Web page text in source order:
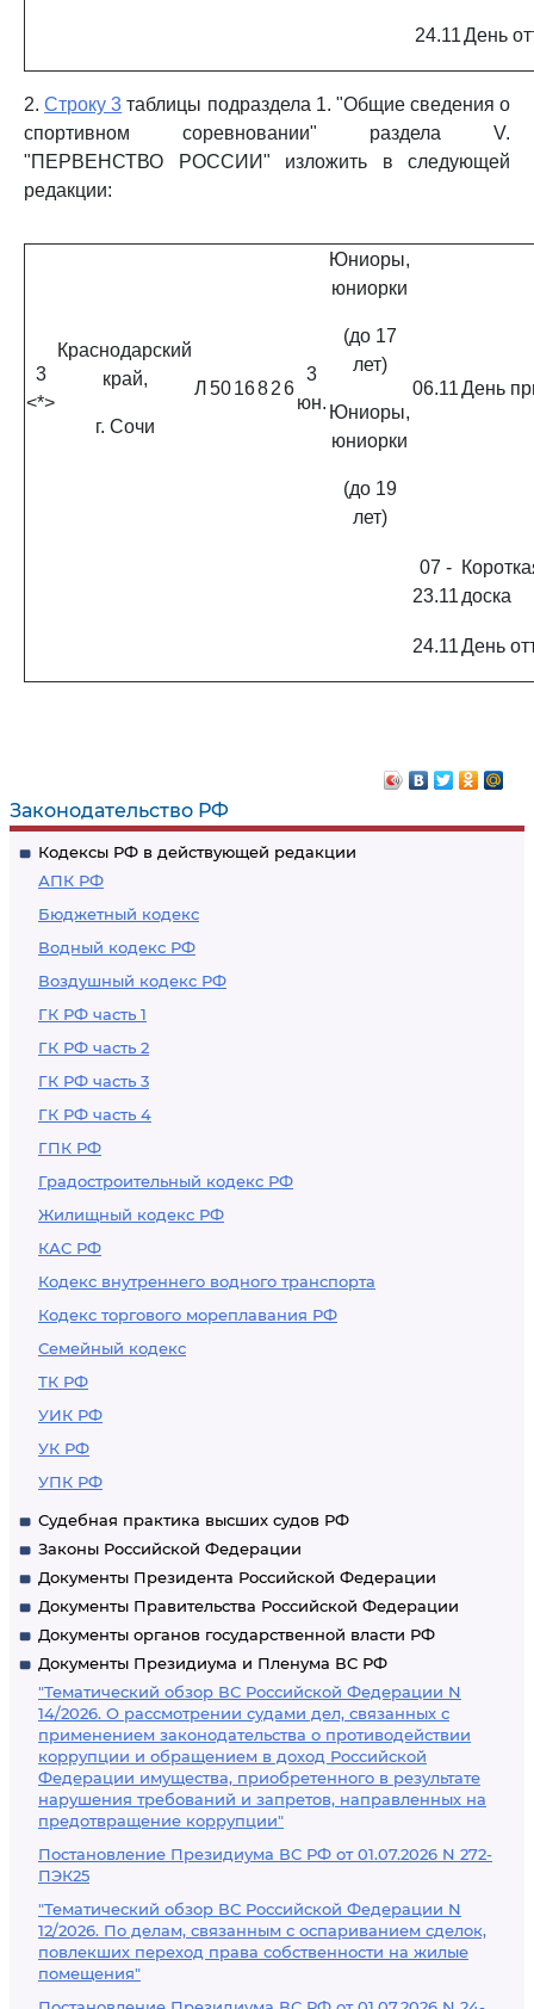
Законодательство РФ
Кодексы РФ в действующей редакции
АПК РФ
Бюджетный кодекс
Водный кодекс РФ
Воздушный кодекс РФ
ГК РФ часть 1
ГК РФ часть 2
ГК РФ часть 3
ГК РФ часть 4
ГПК РФ
Градостроительный кодекс РФ
Жилищный кодекс РФ
КАС РФ
Кодекс внутреннего водного транспорта
Кодекс торгового мореплавания РФ
Семейный кодекс
ТК РФ
УИК РФ
УК РФ
УПК РФ
Судебная практика высших судов РФ
Законы Российской Федерации
Документы Президента Российской Федерации
Документы Правительства Российской Федерации
Документы органов государственной власти РФ
Документы Президиума и Пленума ВС РФ
"Тематический обзор ВС Российской Федерации N
14/2026. О рассмотрении судами дел, связанных с
применением законодательства о противодействии
коррупции и обращением в доход Российской
Федерации имущества, приобретенного в результате
нарушения требований и запретов, направленных на
предотвращение коррупции"
Постановление Президиума ВС РФ от 01.07.2026 N 272-
ПЭК25
"Тематический обзор ВС Российской Федерации N
12/2026. По делам, связанным с оспариванием сделок,
повлекших переход права собственности на жилые
помещения"
24.11День
2.Строку 3 таблицы подраздела 1. "Общие сведения о
спортивном соревновании" раздела V.
"ПЕРВЕНСТВО РОССИИ" изложить в следующей
редакции:
3
<*>
Краснодарский
край,
г. Сочи
Л 5016826
3
юн.
Юниоры,
юниорки
(до 17
лет)
Юниоры,
юниорки
(до 19
лет)
06.11День
07 -
23.11 доска
24.11День